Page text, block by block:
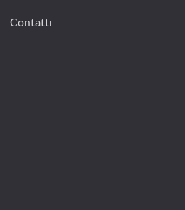
Contatti